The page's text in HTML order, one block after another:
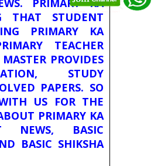
PRIMARY KA
THAT STUDENT
PRIMARY KA
TEACHER
PROVIDES
STUDY
PAPERS. SO
US FOR THE
PRIMARY KA
NEWS, BASIC
BASIC SHIKSHA